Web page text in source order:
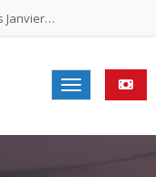
Janvier…
MUNICIPALES 2026
2026